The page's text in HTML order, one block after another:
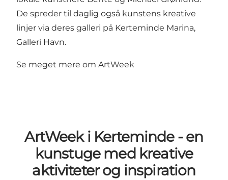
De spreder til daglig også kunstens kreative
linjer via deres galleri på Kerteminde Marina,
Galleri Havn.
Se meget mere om ArtWeek
ArtWeek i Kerteminde - en
kunstuge med kreative
aktiviteter og inspiration